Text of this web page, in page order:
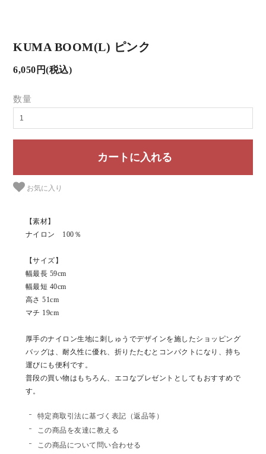
KUMA BOOM(L) ピンク
6,050円(税込)
数量
お気に入り
【素材】
ナイロン 100％
【サイズ】
幅最長 59cm
幅最短 40cm
高さ 51cm
マチ 19cm
厚手のナイロン生地に刺しゅうでデザインを施したショッピング
バッグは、耐久性に優れ、折りたたむとコンパクトになり、持ち
運びにも便利です。
普段の買い物はもちろん、エコなプレゼントとしてもおすすめで
す。
特定商取引法に基づく表記（返品等）
この商品を友達に教える
この商品について問い合わせる